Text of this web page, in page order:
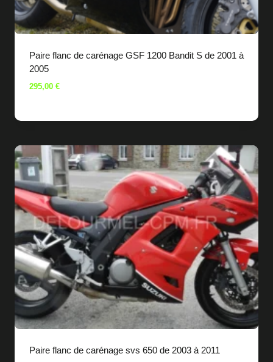
Paire flanc de carénage GSF 1200 Bandit S de 2001 à
2005
295,00 €
Paire flanc de carénage svs 650 de 2003 à 2011